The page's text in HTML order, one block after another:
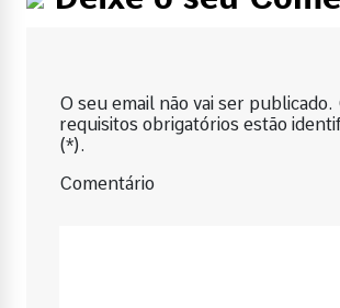
O seu email não vai ser publicado.
requisitos obrigatórios estão
(*).
Comentário